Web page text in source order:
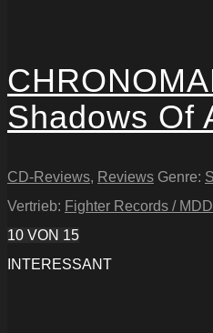
Shadows Of
CD-Reviews, Reviews Genre:
Vertrieb: Fighter Records / MDD
10 VON 15
INTERESSANT